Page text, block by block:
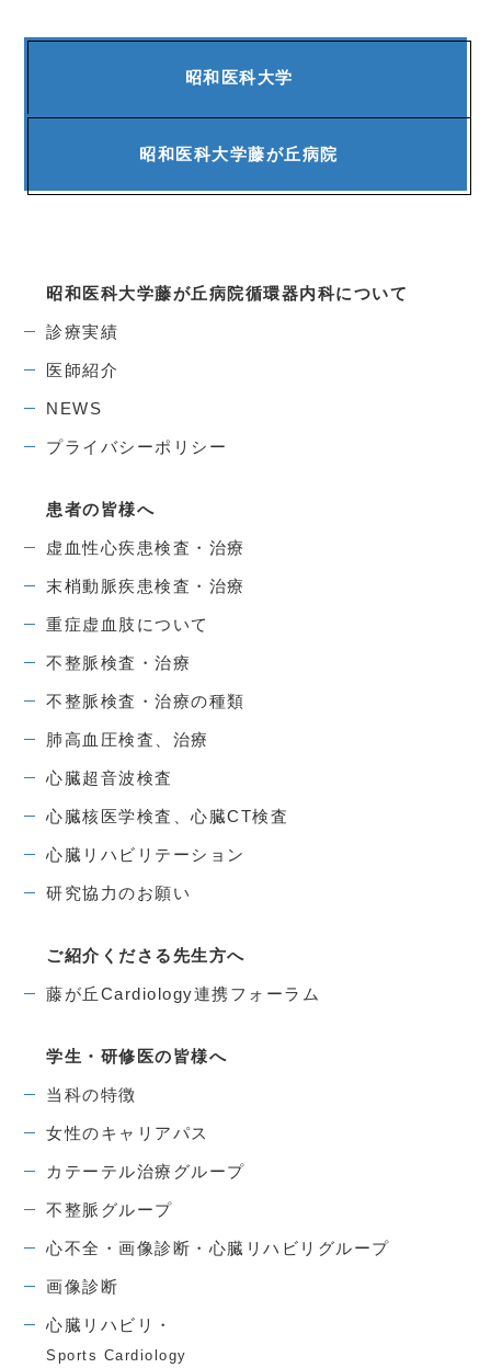
昭和医科大学
昭和医科大学藤が丘病院
昭和医科大学藤が丘病院循環器内科について
診療実績
医師紹介
NEWS
プライバシーポリシー
患者の皆様へ
虚血性心疾患検査・治療
末梢動脈疾患検査・治療
重症虚血肢について
不整脈検査・治療
不整脈検査・治療の種類
肺高血圧検査、治療
心臓超音波検査
心臓核医学検査、心臓CT検査
心臓リハビリテーション
研究協力のお願い
ご紹介くださる先生方へ
藤が丘Cardiology連携フォーラム
学生・研修医の皆様へ
当科の特徴
女性のキャリアパス
カテーテル治療グループ
不整脈グループ
心不全・画像診断・心臓リハビリグループ
画像診断
心臓リハビリ・
Sports Cardiology